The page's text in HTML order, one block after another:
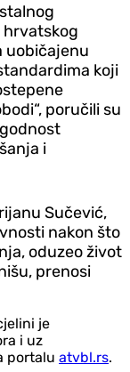
uobičajenu
koji
poručili su
i
Sučević,
nakon što
oduzeo život
prenosi
je
i uz
portalu atvbl.rs.